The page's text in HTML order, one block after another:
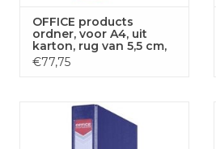
OFFICE products
ordner, voor A4, uit
karton, rug van 5,5 cm,
turquoise
€77,75
OFFICE products ordner, voor
A4, uit karton, rug van 5,5 cm,
donkerblauw